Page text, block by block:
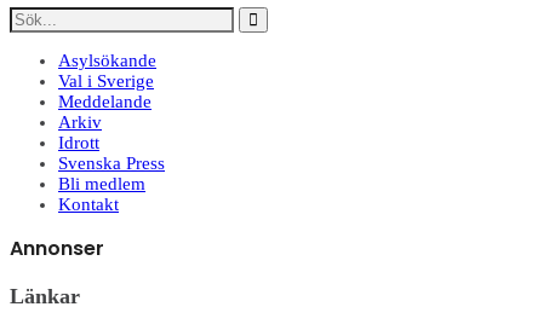
Asylsökande
Val i Sverige
Meddelande
Arkiv
Idrott
Svenska Press
Bli medlem
Kontakt
Annonser
Länkar